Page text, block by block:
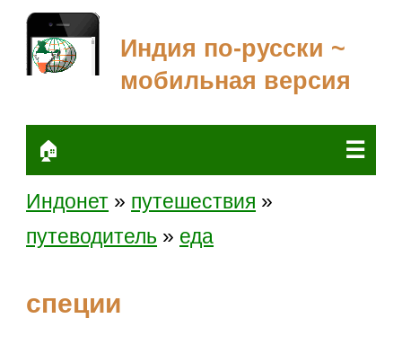
Индия по-русски ~
мобильная версия
🏠 ☰
Индонет » путешествия »
путеводитель » еда
специи